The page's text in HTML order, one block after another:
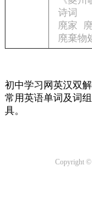
诗词
廃家
廃棄物
初中学习网英汉双
常用英语单词及词
具。
Copyright ©